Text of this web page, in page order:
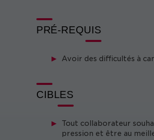
PRÉ-REQUIS
Avoir des difficultés à
CIBLES
Tout collaborateur
pression et être au